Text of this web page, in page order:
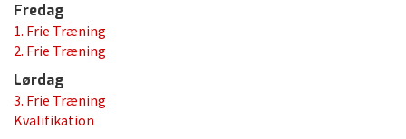
Fredag
1. Frie Træning
2. Frie Træning
Lørdag
3. Frie Træning
Kvalifikation